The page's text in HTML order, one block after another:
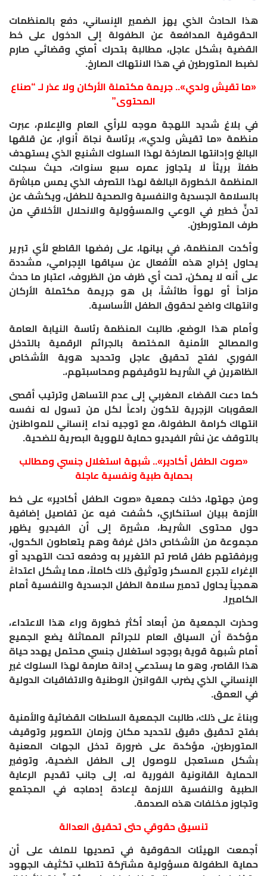
هذا الحادث الذي يهز الضمير الإنساني، دفع بالمنظمات
الحقوقية المدافعة عن الطفولة إلى الدخول على خط
القضية بشكل عاجل، مطالبة بتحرك أمني وقضائي صارم
لضبط المتورطين في هذا الانتهاك الصارخ.
​«ما تقيش ولدي».. جريمة مكتملة الأركان ولا عذر لـ “صناع
المحتوى”
​في بلاغ شديد اللهجة موجه للرأي العام والإعلام، عبرت
منظمة «ما تقيش ولدي»، برئاسة نجاة أنوار، عن قلقها
البالغ وإدانتها الصارخة لهذا السلوك الشنيع الذي يستهدف
طفلاً بريئاً لا يتجاوز عمره سبع سنوات، حيث سجلت
المنظمة الخطورة البالغة لهذا التصرف الذي يمس مباشرة
بالسلامة الجسدية والنفسية والصحية للطفل، ويكشف عن
تدنٍّ خطير في الوعي والمسؤولية والانحلال الأخلاقي من
طرف المتورطين.
​وأكدت المنظمة، في بيانها، على رفضها القاطع لأي تبرير
يحاول إخراج هذه الأفعال عن سياقها الإجرامي، مشددة
على أنه لا يمكن، تحت أي ظرف من الظروف، اعتبار ما حدث
مزاحاً أو لهواً طائشاً، بل هو جريمة مكتملة الأركان
وانتهاك واضح لحقوق الطفل الأساسية.
وأمام هذا الوضع، طالبت المنظمة رئاسة النيابة العامة
والمصالح الأمنية المختصة بالجرائم الرقمية بالتدخل
الفوري لفتح تحقيق عاجل وتحديد هوية الأشخاص
الظاهرين في الشريط لتوقيفهم ومحاسبتهم،.
كما دعت القضاء المغربي إلى عدم التساهل وترتيب أقصى
العقوبات الزجرية لتكون رادعاً لكل من تسول له نفسه
انتهاك كرامة الطفولة، مع توجيه نداء إنساني للمواطنين
بالتوقف عن نشر الفيديو حماية للهوية البصرية للضحية.
​«صوت الطفل أكادير».. شبهة استغلال جنسي ومطالب
بحماية طبية ونفسية عاجلة
​ومن جهتها، دخلت جمعية «صوت الطفل أكادير» على خط
الأزمة ببيان استنكاري، كشفت فيه عن تفاصيل إضافية
حول محتوى الشريط، مشيرة إلى أن الفيديو يظهر
مجموعة من الأشخاص داخل غرفة وهم يتعاطون الكحول،
وبرفقتهم طفل قاصر تم التغرير به ودفعه تحت التهديد أو
الإغراء لتجرع المسكر وتوثيق ذلك كاملاً، مما يشكل اعتداءً
همجياً يحاول تدمير سلامة الطفل الجسدية والنفسية أمام
الكاميرا.
​وحذرت الجمعية من أبعاد أكثر خطورة وراء هذا الاعتداء،
مؤكدة أن السياق العام للجرائم المماثلة يضع الجميع
أمام شبهة قوية بوجود استغلال جنسي محتمل يهدد حياة
هذا القاصر، وهو ما يستدعي إدانة صارمة لهذا السلوك غير
الإنساني الذي يضرب القوانين الوطنية والاتفاقيات الدولية
في العمق.
وبناءً على ذلك، طالبت الجمعية السلطات القضائية والأمنية
بفتح تحقيق دقيق لتحديد مكان وزمان التصوير وتوقيف
المتورطين، مؤكدة على ضرورة تدخل الجهات المعنية
بشكل مستعجل للوصول إلى الطفل الضحية، وتوفير
الحماية القانونية الفورية له، إلى جانب تقديم الرعاية
الطبية والنفسية اللازمة لإعادة إدماجه في المجتمع
وتجاوز مخلفات هذه الصدمة.
​تنسيق حقوقي حتى تحقيق العدالة
​أجمعت الهيئات الحقوقية في تصديها للملف على أن
حماية الطفولة مسؤولية مشتركة تتطلب تكثيف الجهود